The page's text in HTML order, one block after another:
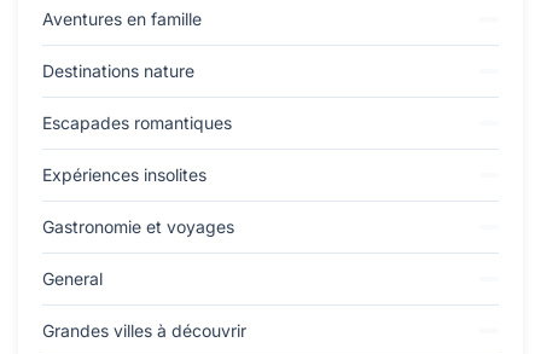
Aventures en famille
Destinations nature
Escapades romantiques
Expériences insolites
Gastronomie et voyages
General
Grandes villes à découvrir